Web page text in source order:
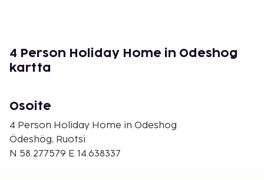
Orlundan radioasema - 29,3 km / 18,2 mi
Vadstenan leirintäalue - 30,3 km / 18,8 mi
Majoituspaikka siivotaan ammattimaisesti.
Kaikki maksut voidaan maksaa käteisettömillä
maksutavoilla.
4 Person Holiday Home in Odeshog
kartta
Osoite
4 Person Holiday Home in Odeshog
Ödeshög, Ruotsi
N 58.277579 E 14.638337